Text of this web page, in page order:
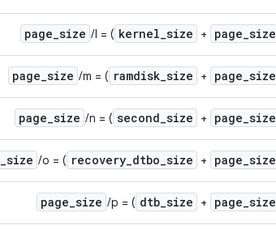
‫l = ( kernel_size + page_size
page_size
m = ( ramdisk_size + page_size
page_size
‫n = ( second_size + page_size
page_size
o = ( recovery_dtbo_size + page_size
_size
p = ( dtb_size + page_size
page_size